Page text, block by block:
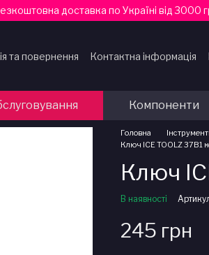
доставка по Україні від 3000
та повернення Контактна інформація
Компоненти
Головна
Ключ ICE TOOLZ 37B1
Ключ
В наявності
245 грн